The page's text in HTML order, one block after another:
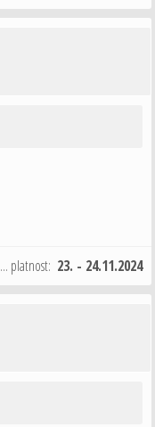
... platnost: 23. - 24.11.2024